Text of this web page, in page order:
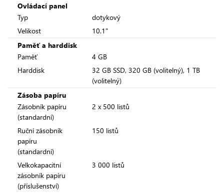
Ovládací panel
Typ
dotykový
Velikost
10.1"
Paměť a harddisk
Paměť
4 GB
Harddisk
32 GB SSD, 320 GB (volitelný), 1 TB
(volitelný)
Zásoba papíru
Zásobník papíru
(standardní)
2 x 500 listů
Ruční zásobník
papíru
(standardní)
150 listů
Velkokapacitní
zásobník papíru
(příslušenství)
3 000 listů